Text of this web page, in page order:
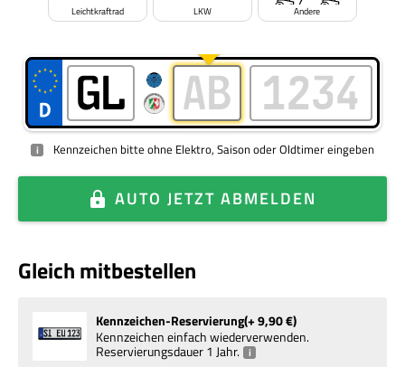
Leichtkraftrad LKW Andere
i Kennzeichen bitte ohne Elektro, Saison oder Oldtimer eingeben
AUTO JETZT ABMELDEN
Gleich mitbestellen
Kennzeichen-Reservierung+ 9,90€
Kennzeichen einfach wiederverwenden.
Reservierungsdauer 1 Jahr. i